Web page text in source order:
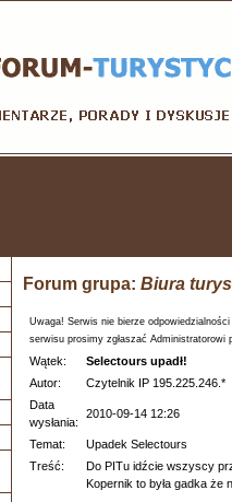
Forum grupa: Biura
Uwaga! Serwis nie bierze
serwisu prosimy zgłaszać Administratorowi
Wątek:
Selectours upadł!
Autor:
Czytelnik IP 195.225.246.*
Data
wysłania:
2010-09-14 12:26
Temat:
Upadek Selectours
Treść:
Do PITu idźcie wszyscy
Kopernik to była gadka że